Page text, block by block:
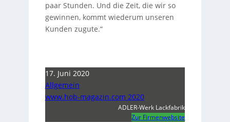
paar Stunden. Und die Zeit, die wir so
gewinnen, kommt wiederum unseren
Kunden zugute.“
17. Juni 2020
Allgemein
www.hob-magazin.com 2020
ADLER-Werk Lackfabrik
Zur Firmenwebsite